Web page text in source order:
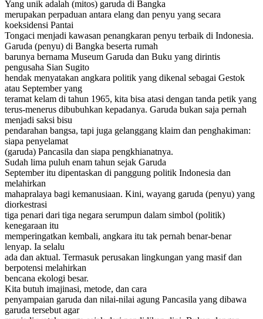
Yang unik adalah (mitos) garuda di Bangka
merupakan perpaduan antara elang dan penyu yang secara
koeksidensi Pantai
Tongaci menjadi kawasan penangkaran penyu terbaik di Indonesia.
Garuda (penyu) di Bangka beserta rumah
barunya bernama Museum Garuda dan Buku yang dirintis
pengusaha Sian Sugito
hendak menyatakan angkara politik yang dikenal sebagai Gestok
atau September yang
teramat kelam di tahun 1965, kita bisa atasi dengan tanda petik yang
terus-menerus dibubuhkan kepadanya. Garuda bukan saja pernah
menjadi saksi bisu
pendarahan bangsa, tapi juga gelanggang klaim dan penghakiman:
siapa penyelamat
(garuda) Pancasila dan siapa pengkhianatnya.
Sudah lima puluh enam tahun sejak Garuda
September itu dipentaskan di panggung politik Indonesia dan
melahirkan
mahapralaya bagi kemanusiaan. Kini, wayang garuda (penyu) yang
diorkestrasi
tiga penari dari tiga negara serumpun dalam simbol (politik)
kenegaraan itu
memperingatkan kembali, angkara itu tak pernah benar-benar
lenyap. Ia selalu
ada dan aktual. Termasuk perusakan lingkungan yang masif dan
berpotensi melahirkan
bencana ekologi besar.
Kita butuh imajinasi, metode, dan cara
penyampaian garuda dan nilai-nilai agung Pancasila yang dibawa
garuda tersebut agar